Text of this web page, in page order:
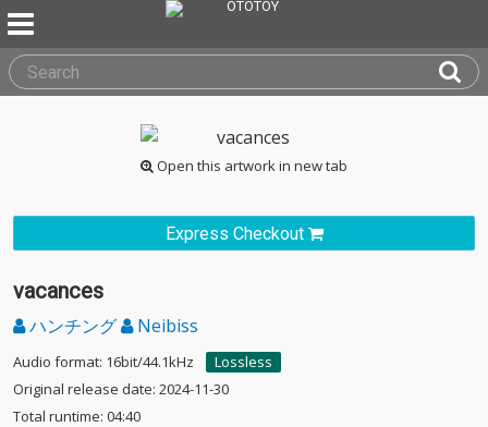
Open this artwork in new tab
Express Checkout
vacances
ハンチング Neibiss
Audio format: 16bit/44.1kHz
Lossless
Original release date: 2024-11-30
Total runtime: 04:40